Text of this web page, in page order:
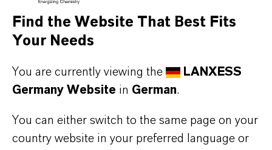
KOSTENLOS ZUM HERUNTERLADEN
K-FLEX® Dibenzoat-Weichmacher für
K-FLEX® Dibenzoat-Weichmacher für
MB)
K-FLEX® Weichmacher und
Find the Website That Best Fits
Your Needs
You are currently viewing the
LANXESS
Germany Website in German.
You can either switch to the same page on your
country website in your preferred language or